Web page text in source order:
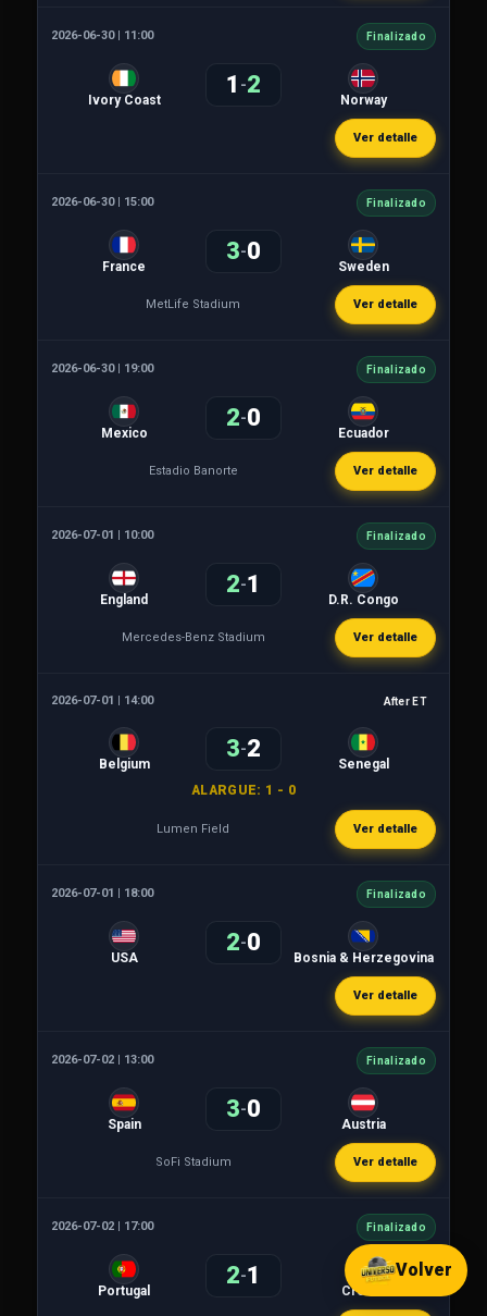
2026-06-30 | 11:00 Finalizado
Ivory Coast
1 -2
Norway
Ver detalle
2026-06-30 | 15:00 Finalizado
France
3-0
Sweden
MetLife Stadium Ver detalle
2026-06-30 | 19:00 Finalizado
Mexico
2-0
Ecuador
Estadio Banorte Ver detalle
2026-07-01 | 10:00 Finalizado
England
2-1
D.R. Congo
Mercedes-Benz Stadium Ver detalle
2026-07-01 | 14:00 After ET
Belgium
3-2
Senegal
ALARGUE: 1 - 0
Lumen Field Ver detalle
2026-07-01 | 18:00 Finalizado
USA
2-0
Bosnia & Herzegovina
Ver detalle
2026-07-02 | 13:00 Finalizado
Spain
3-0
Austria
SoFi Stadium Ver detalle
2026-07-02 | 17:00 Finalizado
Portugal
2-1
Croatia
Volver